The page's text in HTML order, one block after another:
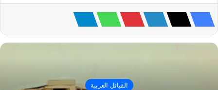
القبائل العربية